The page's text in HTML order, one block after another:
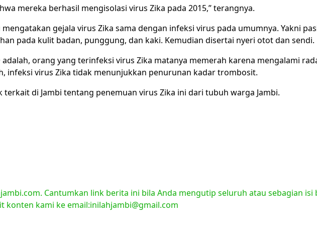
mereka berhasil mengisolasi virus Zika pada 2015,’’ terangnya.
gejala virus Zika sama dengan infeksi virus pada umumnya. Yakni
pada kulit badan, punggung, dan kaki. Kemudian disertai nyeri otot dan sendi.
adalah, orang yang terinfeksi virus Zika matanya memerah karena mengalami
infeksi virus Zika tidak menunjukkan penurunan kadar trombosit.
di Jambi tentang penemuan virus Zika ini dari tubuh warga Jambi.
Cantumkan link berita ini bila Anda mengutip seluruh atau sebagian isi
konten kami ke email:inilahjambi@gmail.com